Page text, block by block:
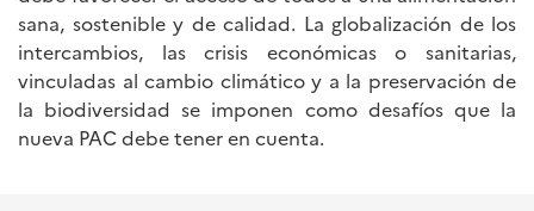
sana, sostenible y de calidad. La globalización de los
intercambios, las crisis económicas o sanitarias,
vinculadas al cambio climático y a la preservación de
la biodiversidad se imponen como desafíos que la
nueva PAC debe tener en cuenta.